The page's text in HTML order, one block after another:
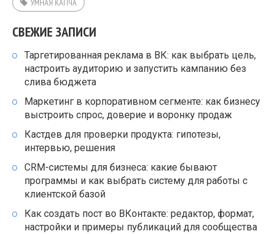
СВЕЖИЕ ЗАПИСИ
Таргетированная реклама в ВК: как выбрать цель,
настроить аудиторию и запустить кампанию без
слива бюджета
Маркетинг в корпоративном сегменте: как бизнесу
выстроить спрос, доверие и воронку продаж
Кастдев для проверки продукта: гипотезы,
интервью, решения
CRM-системы для бизнеса: какие бывают
программы и как выбрать систему для работы с
клиентской базой
Как создать пост во ВКонтакте: редактор, формат,
настройки и примеры публикаций для сообщества